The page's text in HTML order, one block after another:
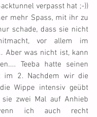
verpasst hat ;-))
mehr Spass, mit ihr zu
schade, dass sie nicht
vor allem im
Aber was nicht ist, kann
Teeba hatte seinen
im 2. Nachdem wir die
Wippe intensiv geübt
zwei Mal auf Anhieb
ich auch recht